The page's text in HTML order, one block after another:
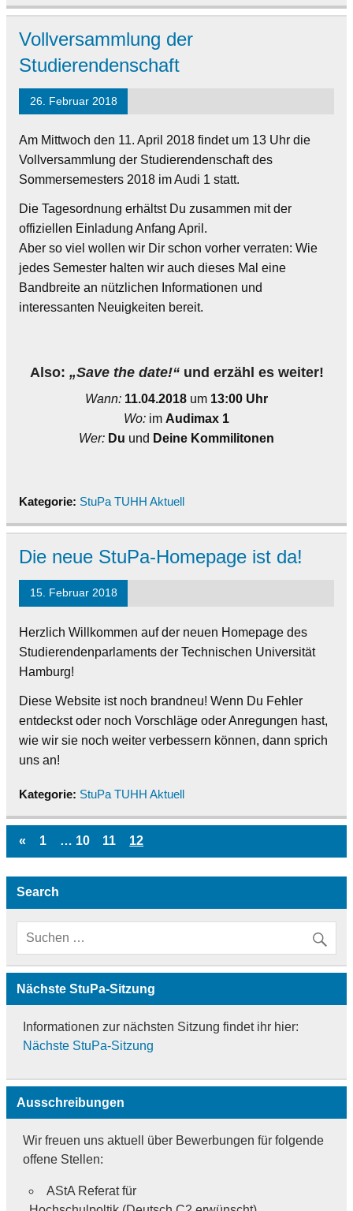
Vollversammlung der
Studierendenschaft
26. Februar 2018
Am Mittwoch den 11. April 2018 findet um 13 Uhr die
Vollversammlung der Studierendenschaft des
Sommersemesters 2018 im Audi 1 statt.
Die Tagesordnung erhältst Du zusammen mit der
offiziellen Einladung Anfang April.
Aber so viel wollen wir Dir schon vorher verraten: Wie
jedes Semester halten wir auch dieses Mal eine
Bandbreite an nützlichen Informationen und
interessanten Neuigkeiten bereit.
Also: „Save the date!“ und erzähl es weiter!
Wann: 11.04.2018 um 13:00 Uhr
Wo: im Audimax 1
Wer: Du und Deine Kommilitonen
Kategorie: StuPa TUHH Aktuell
Die neue StuPa-Homepage ist da!
15. Februar 2018
Herzlich Willkommen auf der neuen Homepage des
Studierendenparlaments der Technischen Universität
Hamburg!
Diese Website ist noch brandneu! Wenn Du Fehler
entdeckst oder noch Vorschläge oder Anregungen hast,
wie wir sie noch weiter verbessern können, dann sprich
uns an!
Kategorie: StuPa TUHH Aktuell
« 1 … 10 11 12
Search
Nächste StuPa-Sitzung
Informationen zur nächsten Sitzung findet ihr hier:
Nächste StuPa-Sitzung
Ausschreibungen
Wir freuen uns aktuell über Bewerbungen für folgende
offene Stellen:
AStA Referat für